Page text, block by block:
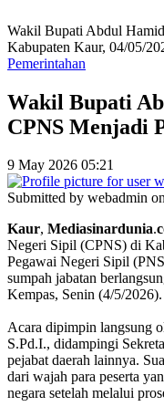
Wakil Bupati Abdul
Kabupaten Kaur, 04/05/
Pemerintahan
Wakil Bupati
CPNS Menjadi
9 May 2026 05:21
Submitted by webadmin
Kaur, Mediasinardunia.
Negeri Sipil (CPNS) di
Pegawai Negeri Sipil
sumpah jabatan
Kempas, Senin (4/5/2026).
Acara dipimpin langsung
S.Pd.I., didampingi
pejabat daerah lainnya.
dari wajah para peserta
negara setelah melalui